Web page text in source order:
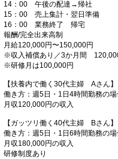
14：00 午後の配達→帰社
15：00 売上集計・翌日準備
16：00 業務終了 帰宅
報酬/完全出来高制
月給120,000円〜150,000円
※収入補償あり／3か月間
※研修月は100,000円
【扶養内で働く30代主婦 Aさん】
働き方：週5日・1日4時間勤務の
月収120,000円の収入
【ガッツリ働く40代主婦 Bさん】
働き方：週5日・1日6時間勤務の
月収180,000円の収入
研修制度あり